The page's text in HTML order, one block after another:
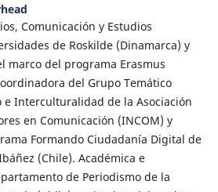
Comunicación y Estudios
de Roskilde (Dinamarca) y
marco del programa Erasmus
del Grupo Temático
e Interculturalidad de la Asociación
en Comunicación (INCOM) y
Formando Ciudadanía Digital de
(Chile). Académica e
de Periodismo de la